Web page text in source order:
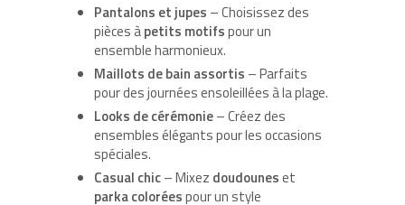
Pantalons et jupes – Choisissez des
pièces àpetits motifspour un
ensemble harmonieux.
Maillots de bain assortis – Parfaits
pour des journées ensoleillées à la plage.
Looks de cérémonie– Créez des
ensembles élégants pour les occasions
spéciales.
Casual chic– Mixez doudouneset
parka coloréespour un style